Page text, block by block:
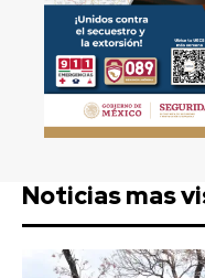
Noticias mas